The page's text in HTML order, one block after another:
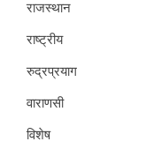
राजस्थान
राष्ट्रीय
रुद्रप्रयाग
वाराणसी
विशेष